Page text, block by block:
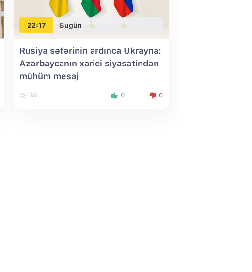
22:17 Bugün
Rusiya səfərinin ardınca Ukrayna:
Azərbaycanın xarici siyasətindən
mühüm mesaj
36 0 0